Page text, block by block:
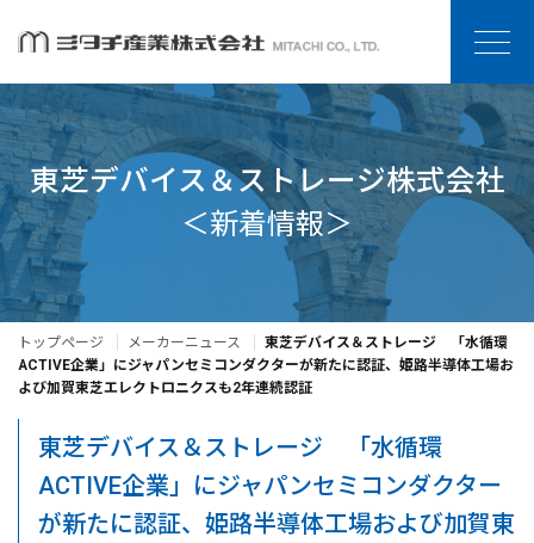
東芝デバイス＆ストレージ株式会社
＜新着情報＞
トップページ メーカーニュース
東芝デバイス＆ストレージ 「水循環
ACTIVE企業」にジャパンセミコンダクターが新たに認証、姫路半導体工場お
よび加賀東芝エレクトロニクスも2年連続認証
東芝デバイス＆ストレージ 「水循環
ACTIVE企業」にジャパンセミコンダクター
が新たに認証、姫路半導体工場および加賀東